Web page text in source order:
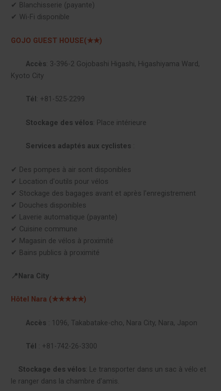
✔︎ Blanchisserie (payante)
✔︎ Wi-Fi disponible
GOJO GUEST HOUSE(★★)
Accès: 3-396-2 Gojobashi Higashi, Higashiyama Ward,
Kyoto City
Tél : +81-525-2299
Stockage des vélos: Place intérieure
Services adaptés aux cyclistes :
✔︎ Des pompes à air sont disponibles
✔︎ Location d'outils pour vélos
✔︎ Stockage des bagages avant et après l'enregistrement
✔︎ Douches disponibles
✔︎ Laverie automatique (payante)
✔︎ Cuisine commune
✔︎ Magasin de vélos à proximité
✔︎ Bains publics à proximité
📍Nara City
Hôtel Nara (★★★★★)
Accès : 1096, Takabatake-cho, Nara City, Nara, Japon
Tél : +81-742-26-3300
Stockage des vélos: Le transporter dans un sac à vélo et
le ranger dans la chambre d'amis.